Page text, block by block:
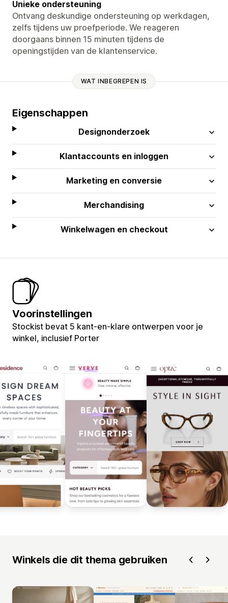
Unieke ondersteuning
Ontvang deskundige ondersteuning op werkdagen,
zelfs tijdens uw proefperiode. We reageren
doorgaans binnen 15 minuten tijdens de
openingstijden van de klantenservice.
WAT INBEGREPEN IS
Eigenschappen
Designonderzoek
Klantaccounts en inloggen
Marketing en conversie
Merchandising
Winkelwagen en checkout
Voorinstellingen
Stockist bevat 5 kant-en-klare ontwerpen voor je
winkel, inclusief Porter
Winkels die dit thema gebruiken